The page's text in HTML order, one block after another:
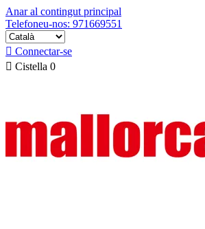
Anar al contingut principal
Telefoneu-nos: 971669551
 Connectar-se
 Cistella 0